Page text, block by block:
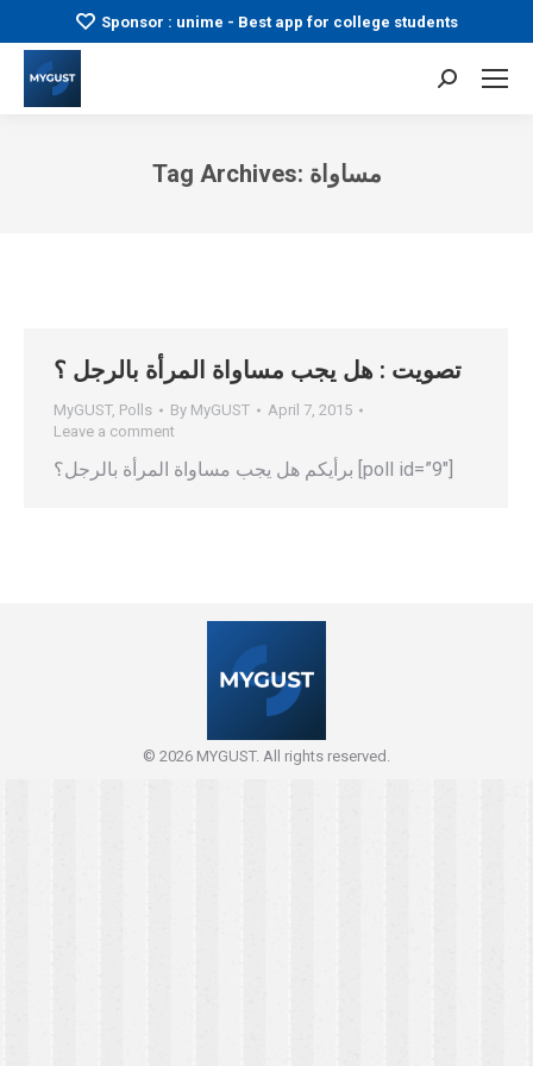
Sponsor : unime - Best app for college students
Search:
Tag Archives: مساواة
تصويت : هل يجب مساواة المرأة بالرجل ؟
MyGUST, Polls By MyGUST
April 7, 2015
Leave a comment
برأيكم هل يجب مساواة المرأة بالرجل؟ [poll id=”9″]
© 2026 MYGUST. All rights reserved.